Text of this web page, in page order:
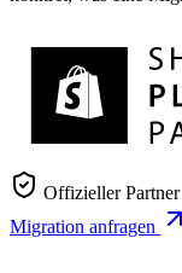
Offizieller
Migration anfragen